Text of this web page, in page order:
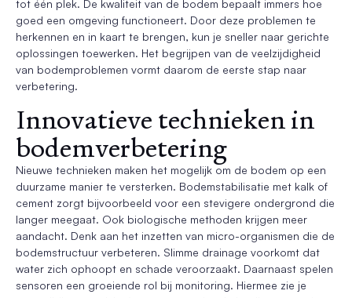
tot één plek. De kwaliteit van de bodem bepaalt immers hoe
goed een omgeving functioneert. Door deze problemen te
herkennen en in kaart te brengen, kun je sneller naar gerichte
oplossingen toewerken. Het begrijpen van de veelzijdigheid
van bodemproblemen vormt daarom de eerste stap naar
verbetering.
Innovatieve technieken in
bodemverbetering
Nieuwe technieken maken het mogelijk om de bodem op een
duurzame manier te versterken. Bodemstabilisatie met kalk of
cement zorgt bijvoorbeeld voor een stevigere ondergrond die
langer meegaat. Ook biologische methoden krijgen meer
aandacht. Denk aan het inzetten van micro-organismen die de
bodemstructuur verbeteren. Slimme drainage voorkomt dat
water zich ophoopt en schade veroorzaakt. Daarnaast spelen
sensoren een groeiende rol bij monitoring. Hiermee zie je